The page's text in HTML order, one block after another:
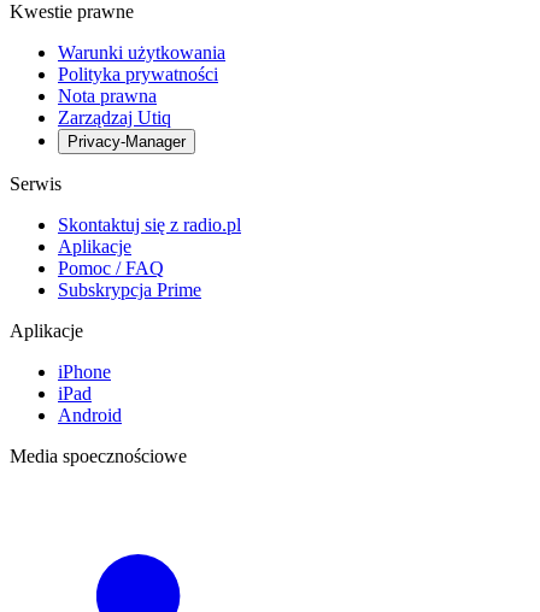
Kwestie prawne
Warunki użytkowania
Polityka prywatności
Nota prawna
Zarządzaj Utiq
Privacy-Manager
Serwis
Skontaktuj się z radio.pl
Aplikacje
Pomoc / FAQ
Subskrypcja Prime
Aplikacje
iPhone
iPad
Android
Media spoecznościowe